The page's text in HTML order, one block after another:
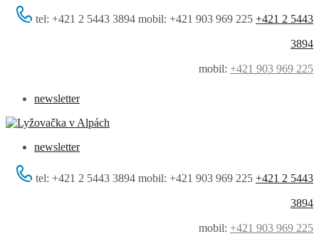
tel: +421 2 5443 3894 mobil: +421 903 969 225 +421 2 5443
3894
mobil: +421 903 969 225
newsletter
newsletter
tel: +421 2 5443 3894 mobil: +421 903 969 225 +421 2 5443
3894
mobil: +421 903 969 225